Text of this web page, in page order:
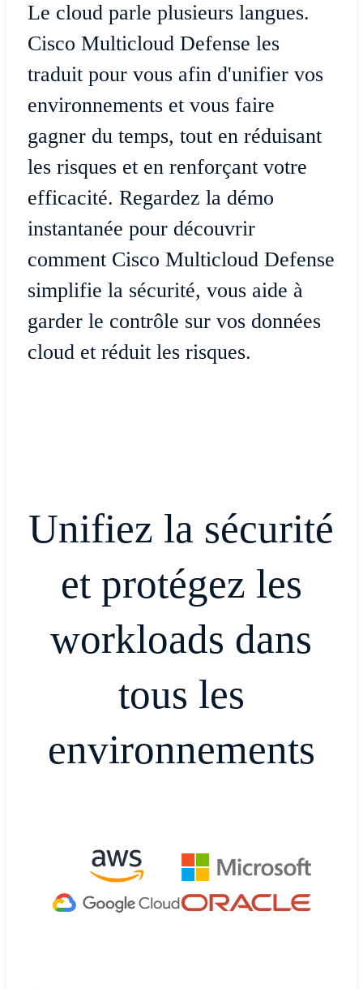
Le cloud parle plusieurs langues.
Cisco Multicloud Defense les
traduit pour vous afin d'unifier vos
environnements et vous faire
gagner du temps, tout en réduisant
les risques et en renforçant votre
efficacité. Regardez la démo
instantanée pour découvrir
comment Cisco Multicloud Defense
simplifie la sécurité, vous aide à
garder le contrôle sur vos données
cloud et réduit les risques.
Unifiez la sécurité
et protégez les
workloads dans
tous les
environnements